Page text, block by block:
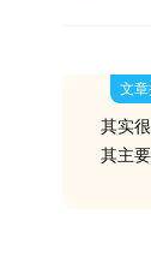
文
其实
其主